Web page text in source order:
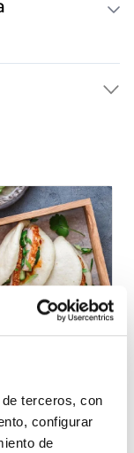
terceros, con
configurar
de
Unitat 240 g / 6
Añadir